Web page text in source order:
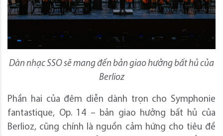
Dàn nhạc SSO sẽ mang đến bản giao hưởng bất hủ của
Berlioz
Phần hai của đêm diễn dành trọn cho Symphonie
fantastique, Op. 14 – bản giao hưởng bất hủ của
Berlioz, cũng chính là nguồn cảm hứng cho tiêu đề